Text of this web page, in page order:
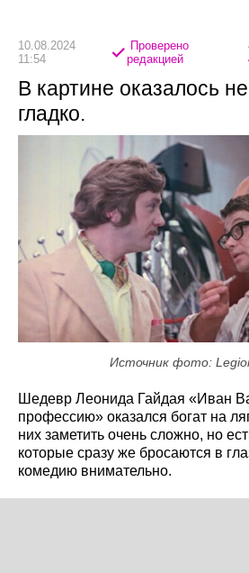
10.08.2024
11:54
Проверено
редакцией
В картине оказалось
гладко.
Источник фото:
Шедевр Леонида Гайдая «Иван
профессию» оказался богат на
них заметить очень сложно, но
которые сразу же бросаются в
комедию внимательно.